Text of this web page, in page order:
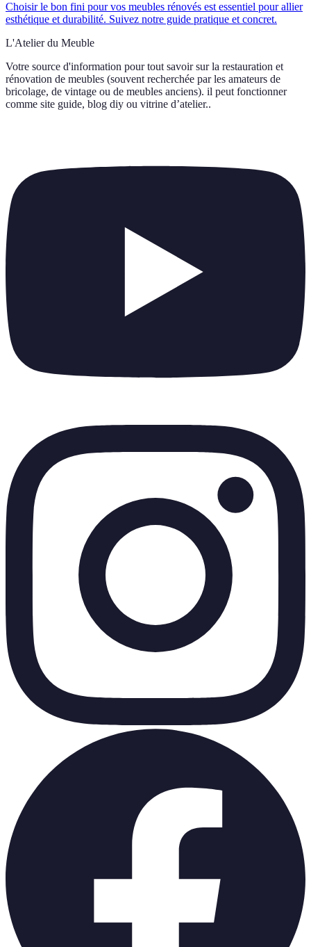
Choisir le bon fini pour vos meubles rénovés est essentiel pour allier
esthétique et durabilité. Suivez notre guide pratique et concret.
L'Atelier du Meuble
Votre source d'information pour tout savoir sur la restauration et
rénovation de meubles (souvent recherchée par les amateurs de
bricolage, de vintage ou de meubles anciens). il peut fonctionner
comme site guide, blog diy ou vitrine d’atelier..